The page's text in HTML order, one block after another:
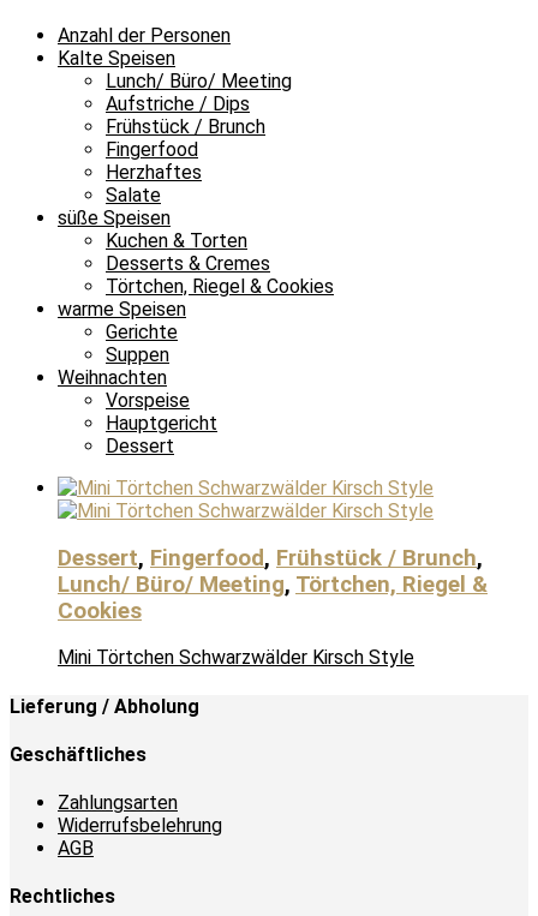
Anzahl der Personen
Kalte Speisen
Lunch/ Büro/ Meeting
Aufstriche / Dips
Frühstück / Brunch
Fingerfood
Herzhaftes
Salate
süße Speisen
Kuchen & Torten
Desserts & Cremes
Törtchen, Riegel & Cookies
warme Speisen
Gerichte
Suppen
Weihnachten
Vorspeise
Hauptgericht
Dessert
Dessert, Fingerfood, Frühstück / Brunch,
Lunch/ Büro/ Meeting, Törtchen, Riegel &
Cookies
Mini Törtchen Schwarzwälder Kirsch Style
Lieferung / Abholung
Geschäftliches
Zahlungsarten
Widerrufsbelehrung
AGB
Rechtliches